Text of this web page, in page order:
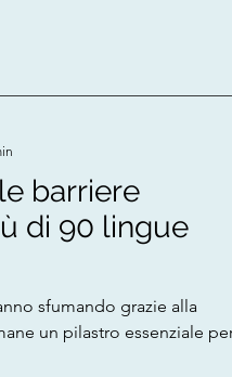
barriere
di 90 lingue
sfumando grazie alla
un pilastro essenziale